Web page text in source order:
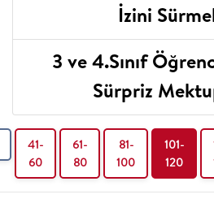
İzini
3 ve 4.Sınıf
Sürpriz
41-
60
61-
80
81-
100
101-
120